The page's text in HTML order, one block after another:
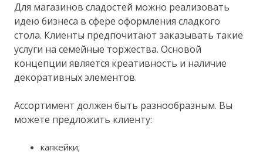
Для магазинов сладостей можно реализовать
идею бизнеса в сфере оформления сладкого
стола. Клиенты предпочитают заказывать такие
услуги на семейные торжества. Основой
концепции является креативность и наличие
декоративных элементов.
Ассортимент должен быть разнообразным. Вы
можете предложить клиенту:
капкейки;